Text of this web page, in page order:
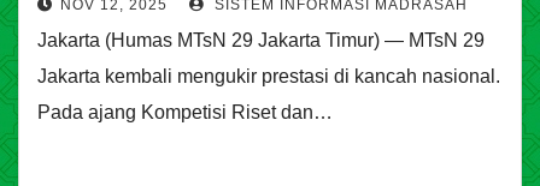
NOV 12, 2025 SISTEM INFORMASI MADRASAH
Jakarta (Humas MTsN 29 Jakarta Timur) — MTsN 29
Jakarta kembali mengukir prestasi di kancah nasional.
Pada ajang Kompetisi Riset dan…